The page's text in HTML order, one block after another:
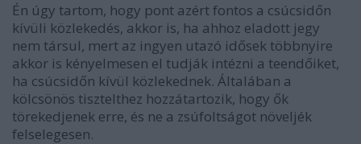
Én úgy tartom, hogy pont azért fontos a csúcsidőn
kívüli közlekedés, akkor is, ha ahhoz eladott jegy
nem társul, mert az ingyen utazó idősek többnyire
akkor is kényelmesen el tudják intézni a teendőiket,
ha csúcsidőn kívül közlekednek. Általában a
kölcsönös tisztelthez hozzátartozik, hogy ők
törekedjenek erre, és ne a zsúfoltságot növeljék
felselegesen.